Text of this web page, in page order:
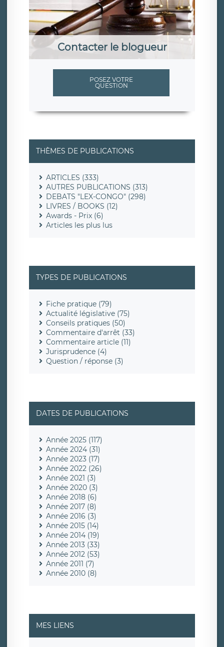
Contacter le blogueur
POSEZ VOTRE
QUESTION
THÈMES DE PUBLICATIONS
ARTICLES (333)
AUTRES PUBLICATIONS (313)
DEBATS "LEX-CONGO" (298)
LIVRES / BOOKS (12)
Awards - Prix (6)
Articles les plus lus
TYPES DE PUBLICATIONS
Fiche pratique (79)
Actualité législative (75)
Conseils pratiques (50)
Commentaire d'arrêt (33)
Commentaire article (11)
Jurisprudence (4)
Question / réponse (3)
DATES DE PUBLICATIONS
Année 2025 (117)
Année 2024 (31)
Année 2023 (17)
Année 2022 (26)
Année 2021 (3)
Année 2020 (3)
Année 2018 (6)
Année 2017 (8)
Année 2016 (3)
Année 2015 (14)
Année 2014 (19)
Année 2013 (33)
Année 2012 (53)
Année 2011 (7)
Année 2010 (8)
MES LIENS